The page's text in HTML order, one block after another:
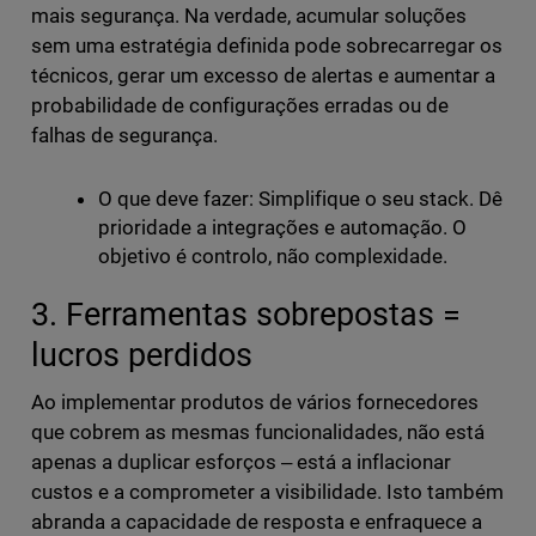
mais segurança. Na verdade, acumular soluções
sem uma estratégia definida pode sobrecarregar os
técnicos, gerar um excesso de alertas e aumentar a
probabilidade de configurações erradas ou de
falhas de segurança.
O que deve fazer: Simplifique o seu stack. Dê
prioridade a integrações e automação. O
objetivo é controlo, não complexidade.
3. Ferramentas sobrepostas =
lucros perdidos
Ao implementar produtos de vários fornecedores
que cobrem as mesmas funcionalidades, não está
apenas a duplicar esforços ‒ está a inflacionar
custos e a comprometer a visibilidade. Isto também
abranda a capacidade de resposta e enfraquece a